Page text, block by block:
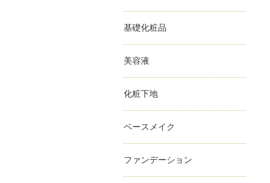
基礎化粧品
美容液
化粧下地
ベースメイク
ファンデーション